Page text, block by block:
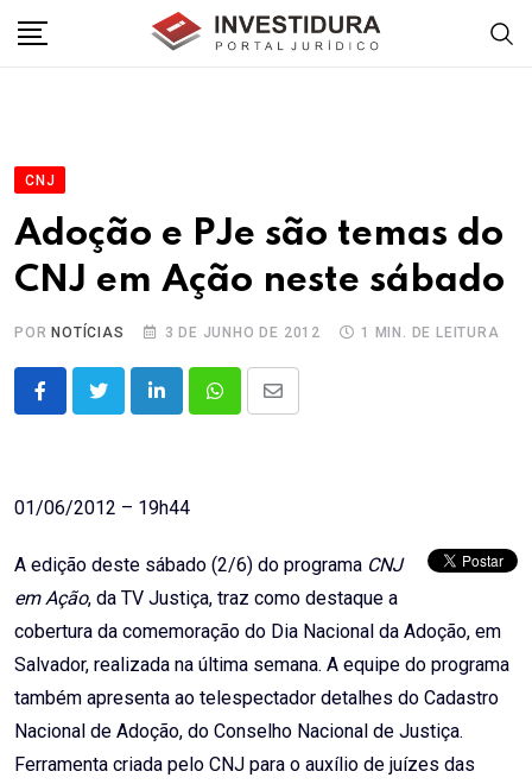
CNJ
Adoção e PJe são temas do
CNJ em Ação neste sábado
POR NOTÍCIAS 3 DE JUNHO DE 2012 1 MIN. DE LEITURA
LinkedInWhatsappShare
01/06/2012 – 19h44
A edição deste sábado (2/6) do programa CNJ
em Ação, da TV Justiça, traz como destaque a
cobertura da comemoração do Dia Nacional da Adoção, em
Salvador, realizada na última semana. A equipe do programa
também apresenta ao telespectador detalhes do Cadastro
Nacional de Adoção, do Conselho Nacional de Justiça.
Ferramenta criada pelo CNJ para o auxílio de juízes das